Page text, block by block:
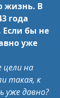
жизнь. В
года
бы не
уже
цели на
такая, к
уже давно?